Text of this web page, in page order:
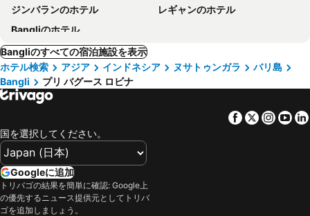
ジンバランのホテル
レギャンのホテル
Bangliのホテル
Bangliのすべての宿泊施設を表示
ホテル検索
アジア インドネシア ヌサトゥンガラ
バリ島
Bangli
プリ バグース ロビナ
Facebook
Twitter
国を選択してください。
Googleに追加
トリバゴの結果を簡単に確認: Google上
の優先するニュース提供元としてトリバ
ゴを追加しましょう。